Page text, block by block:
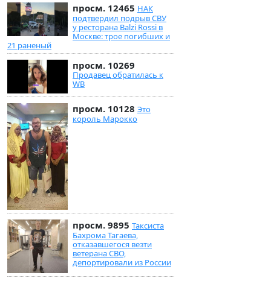
просм. 12465 НАК
подтвердил подрыв СВУ
у ресторана Balzi Rossi в
Москве: трое погибших и
21 раненый
просм. 10269
Продавец обратилась к
WB
просм. 10128 Это
король Марокко
просм. 9895 Таксиста
Бахрома Тагаева,
отказавшегося везти
ветерана СВО,
депортировали из России